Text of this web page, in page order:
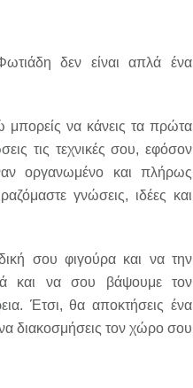
δεν είναι απλά ένα
μπορείς να κάνεις τα πρώτα
τις τεχνικές σου, εφόσον
οργανωμένο και πλήρως
γνώσεις, ιδέες και
σου φιγούρα και να την
και να σου βάψουμε τον
Έτσι, θα αποκτήσεις ένα
διακοσμήσεις τον χώρο σου